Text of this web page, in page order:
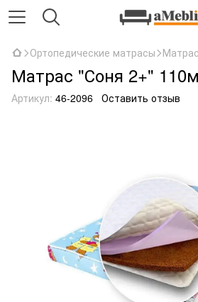
Ортопедические матрасы
Матрас "Соня 2+"
Артикул: 46-2096 Оставить отзыв